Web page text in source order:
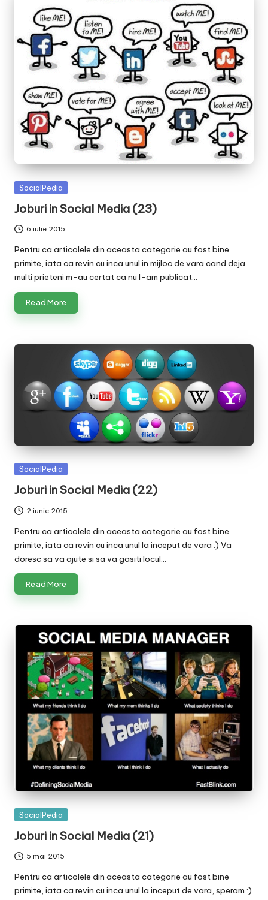
Posted
SocialPedia
Joburi in Social Media (23)
6 iulie 2015
Pentru ca articolele din aceasta categorie au fost bine
primite, iata ca revin cu inca unul in mijloc de vara cand deja
multi prieteni m-au certat ca nu l-am publicat…
Read More
Posted
SocialPedia
Joburi in Social Media (22)
2 iunie 2015
Pentru ca articolele din aceasta categorie au fost bine
primite, iata ca revin cu inca unul la inceput de vara :) Va
doresc sa va ajute si sa va gasiti locul…
Read More
Posted
SocialPedia
Joburi in Social Media (21)
5 mai 2015
Pentru ca articolele din aceasta categorie au fost bine
primite, iata ca revin cu inca unul la inceput de vara, speram :)